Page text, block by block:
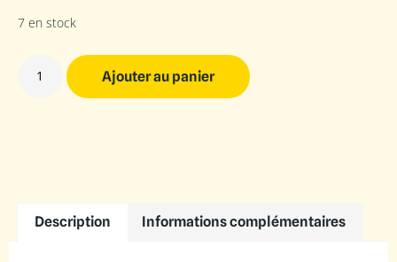
7 en stock
Ajouter au panier
Description Informations complémentaires